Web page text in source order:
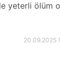
yeterli ölüm
20.09.2025